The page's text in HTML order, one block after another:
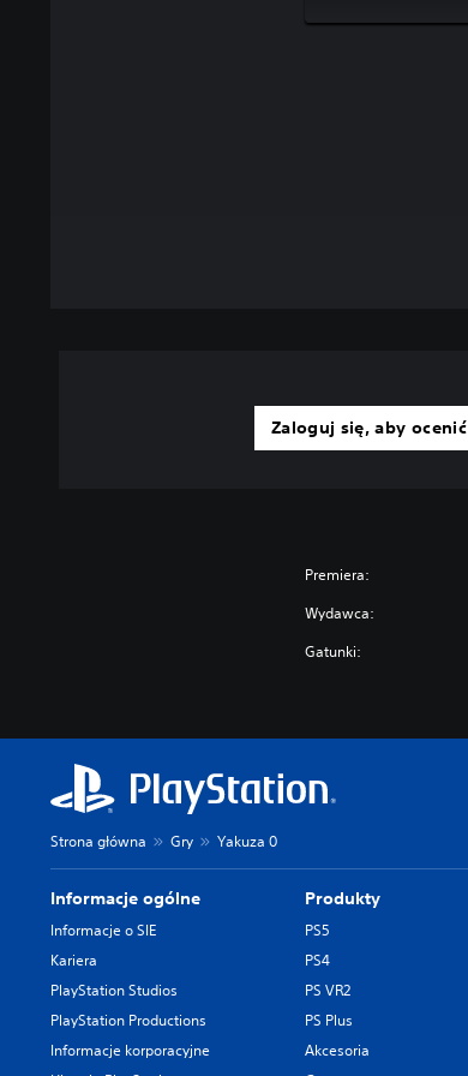
Zaloguj się, aby ocenić
Premiera:
Wydawca:
Gatunki:
Strona główna Gry Yakuza 0
Informacje ogólne
Informacje o SIE
Kariera
PlayStation Studios
PlayStation Productions
Informacje korporacyjne
Produkty
PS5
PS4
PS VR2
PS Plus
Akcesoria